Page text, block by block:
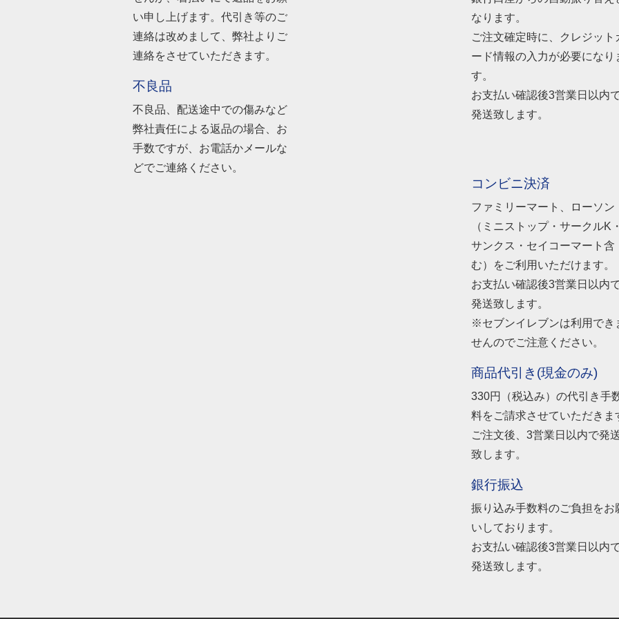
い申し上げます。代引き等のご
連絡は改めまして、弊社よりご
連絡をさせていただきます。
不良品
不良品、配送途中での傷みなど
弊社責任による返品の場合、お
手数ですが、お電話かメールな
どでご連絡ください。
なります。
ご注文確定時に、クレジット
ード情報の入力が必要になり
す。
お支払い確認後3営業日以内
発送致します。
コンビニ決済
ファミリーマート、ローソン
（ミニストップ・サークルK・
サンクス・セイコーマート含
む）をご利用いただけます。
お支払い確認後3営業日以内
発送致します。
※セブンイレブンは利用でき
せんのでご注意ください。
商品代引き(現金のみ)
330円（税込み）の代引き手
料をご請求させていただきま
ご注文後、3営業日以内で発
致します。
銀行振込
振り込み手数料のご負担をお
いしております。
お支払い確認後3営業日以内
発送致します。